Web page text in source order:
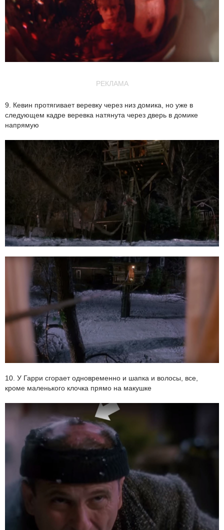
РЕКЛАМА
9. Кевин протягивает веревку через низ домика, но уже в
следующем кадре веревка натянута через дверь в домике
напрямую
10. У Гарри сгорает одновременно и шапка и волосы, все,
кроме маленького клочка прямо на макушке